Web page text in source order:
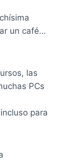
un café…
las
PCs
para